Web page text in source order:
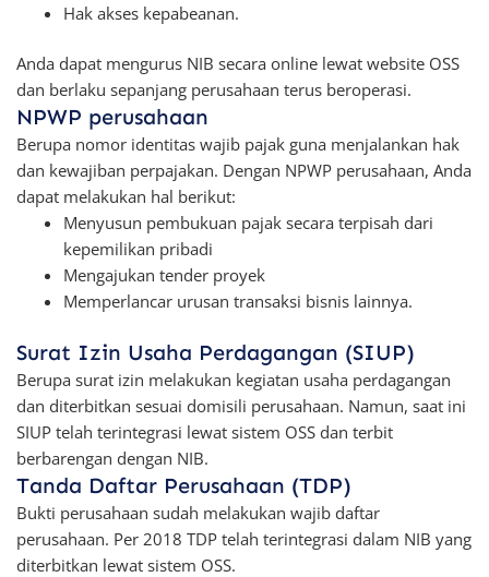
Hak akses kepabeanan.
Anda dapat mengurus NIB secara online lewat website OSS
dan berlaku sepanjang perusahaan terus beroperasi.
NPWP perusahaan
Berupa nomor identitas wajib pajak guna menjalankan hak
dan kewajiban perpajakan. Dengan NPWP perusahaan, Anda
dapat melakukan hal berikut:
Menyusun pembukuan pajak secara terpisah dari
kepemilikan pribadi
Mengajukan tender proyek
Memperlancar urusan transaksi bisnis lainnya.
Surat Izin Usaha Perdagangan (SIUP)
Berupa surat izin melakukan kegiatan usaha perdagangan
dan diterbitkan sesuai domisili perusahaan. Namun, saat ini
SIUP telah terintegrasi lewat sistem OSS dan terbit
berbarengan dengan NIB.
Tanda Daftar Perusahaan (TDP)
Bukti perusahaan sudah melakukan wajib daftar
perusahaan. Per 2018 TDP telah terintegrasi dalam NIB yang
diterbitkan lewat sistem OSS.